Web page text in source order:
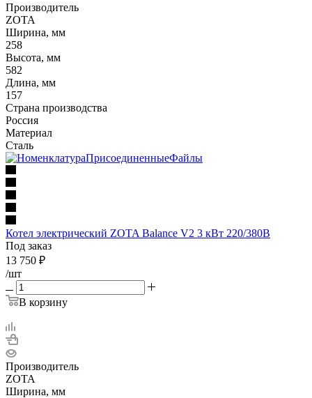
Производитель
ZOTA
Ширина, мм
258
Высота, мм
582
Длина, мм
157
Страна производства
Россия
Материал
Сталь
Котел электрический ZOTA Balance V2 3 кВт 220/380В
Под заказ
13 750 ₽
/шт
В корзину
Производитель
ZOTA
Ширина, мм